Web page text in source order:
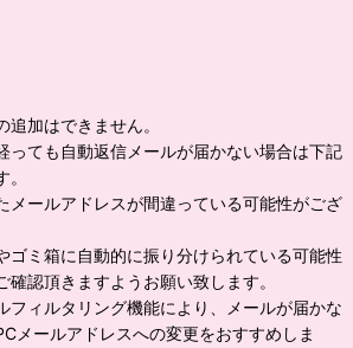
加はできません。
っても自動返信メールが届かない場合は下記
メールアドレスが間違っている可能性がござ
ゴミ箱に自動的に振り分けられている可能性
認頂きますようお願い致します。
フィルタリング機能により、メールが届かな
メールアドレスへの変更をおすすめしま